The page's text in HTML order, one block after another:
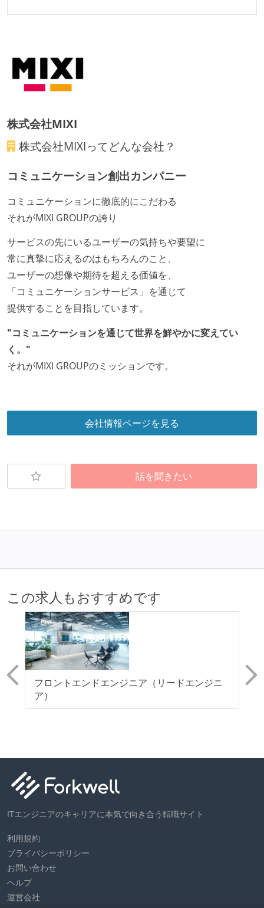
企画を決定する場に、実装を担当する開発メンバーが
参加している
となって行う
ながら、納期または盛り込む機能を柔軟に調整する形
プロダクトの開発言語やフレームワークなど主要な構
成技術は、基本的に最新版より1年以上ビハインドし
ていない
コード品質向上のための取り組み
本番にデプロイされるコードには、全てコードレビュ
ーまたはペアプログラミングを実施している
「リファクタリングは随時行われるべき」という価値
観をメンバー全員が共有しており、日常的に実施して
いる
提出されたコードには自動的にリグレッションテスト
が実行される環境が構築されている
ほとんどのプロダクトコードに単体テストを記述、実
想定される複数環境での品質チェックを義務づけてい
る
タスク見積もりの単位には絶対量（人日など）ではな
く相対ポイントを用い、極力複数人の意見を調整する
形で行っている
継続的なデプロイ（デリバリー）を行っている
ワークフローの整備
全てのコードをバージョン管理ツールで管理している
各メンバーが実装したコードのマージは Pull Request
ビルド、自動デプロイ環境が整備されている
コードによるインフラ構成管理（Infrastructure as
Code）の環境が整備されている
オープンな情報共有
KPI などチームの目標・実績値について、メンバーの
誰もがいつでも閲覧可能になっている
ドキュメントの整備やペアプロ、モブワークなど、ナ
レッジの共有を積極的に行っている（属人性を減らす
取り組みをしている）
株式会社MIXI
株式会社MIXIってどんな会社？
コミュニケーション創出カンパニー
コミュニケーションに徹底的にこだわる
それがMIXI GROUPの誇り
サービスの先にいるユーザーの気持ちや要望に
常に真摯に応えるのはもちろんのこと、
ユーザーの想像や期待を超える価値を、
「コミュニケーションサービス」を通じて
提供することを目指しています。
"コミュニケーションを通じて世界を鮮やかに変えてい
く。"
それがMIXI GROUPのミッションです。
会社情報ページを見る
話を聞きたい
この求人もおすすめです
フロントエンドエンジニア（リードエンジニ
ア）
ITエンジニアのキャリアに本気で向き合う転職サイト
利用規約
プライバシーポリシー
お問い合わせ
ヘルプ
運営会社